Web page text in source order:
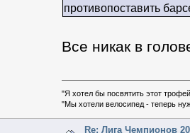
противопоставить
Все никак в
"Я хотел бы посвятить этот
"Мы хотели велосипед - теперь
Re: Лига Чемпионов